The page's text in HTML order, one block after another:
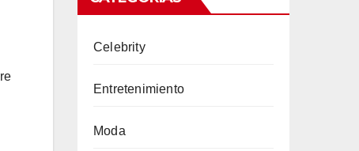
Celebrity
Entretenimiento
Moda